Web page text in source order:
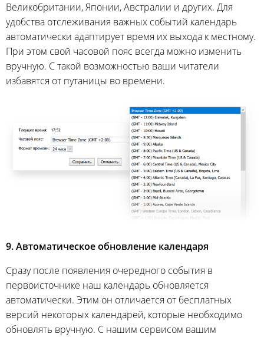
Великобритании, Японии, Австралии и других. Для
удобства отслеживания важных событий календарь
автоматически адаптирует время их выхода к местному.
При этом свой часовой пояс всегда можно изменить
вручную. С такой возможностью ваши читатели
избавятся от путаницы во времени.
9. Автоматическое обновление календаря
Сразу после появления очередного события в
первоисточнике наш календарь обновляется
автоматически. Этим он отличается от бесплатных
версий некоторых календарей, которые необходимо
обновлять вручную. С нашим сервисом вашим